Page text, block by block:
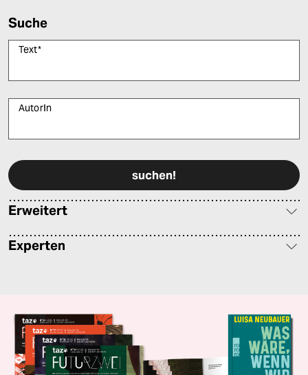
Suche
Text*
AutorIn
Erweitert
Experten